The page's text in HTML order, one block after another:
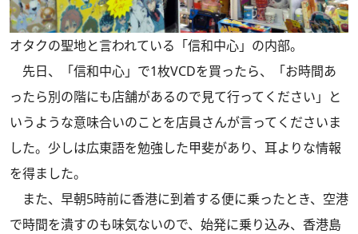
オタクの聖地と言われている「信和中心」の内部。
先日、「信和中心」で1枚VCDを買ったら、「お時間あ
ったら別の階にも店舗があるので見て行ってください」と
いうような意味合いのことを店員さんが言ってくださいま
した。少しは広東語を勉強した甲斐があり、耳よりな情報
を得ました。
また、早朝5時前に香港に到着する便に乗ったとき、空港
で時間を潰すのも味気ないので、始発に乗り込み、香港島